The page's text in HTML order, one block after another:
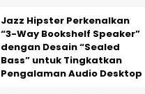
Jazz Hipster Perkenalkan
“3-Way Bookshelf Speaker”
dengan Desain “Sealed
Bass” untuk Tingkatkan
Pengalaman Audio Desktop